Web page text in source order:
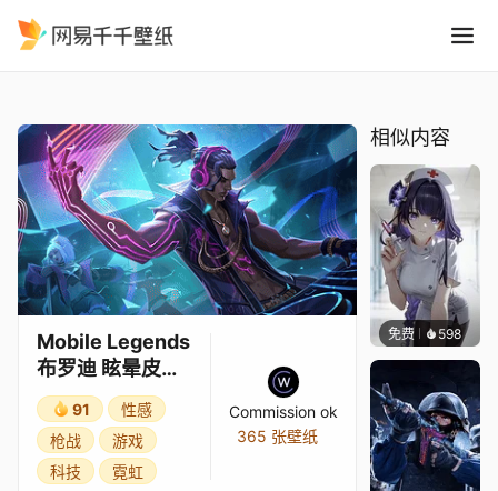
Mobile Legends
布罗迪 眩晕皮肤
赛博爆裂
91
性感
枪战
游戏
科技
霓虹
Commission ok
365 张壁纸
相似内容
免费 598渔小小